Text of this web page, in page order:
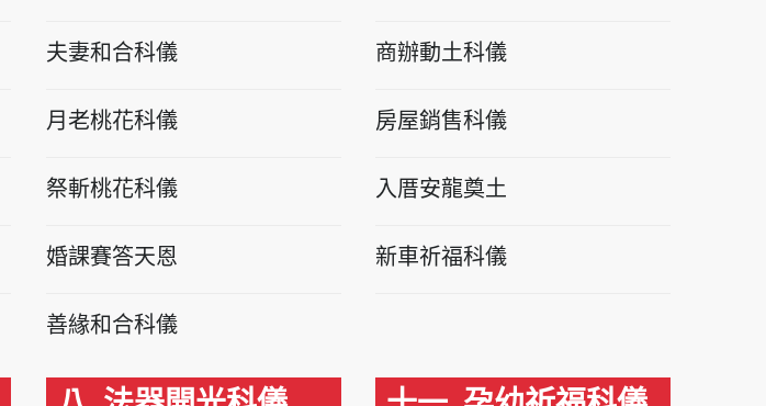
夫妻和合科儀
月老桃花科儀
祭斬桃花科儀
婚課賽答天恩
善緣和合科儀
商辦動土科儀
房屋銷售科儀
入厝安龍奠土
新車祈福科儀